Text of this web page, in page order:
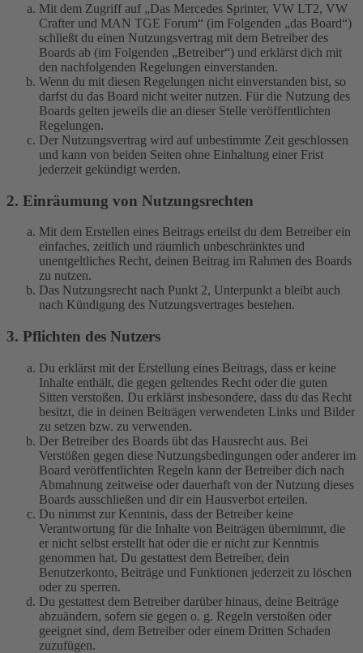
Mit dem Zugriff auf „Das Mercedes Sprinter, VW LT2, VW
Crafter und MAN TGE Forum“ (im Folgenden „das Board“)
schließt du einen Nutzungsvertrag mit dem Betreiber des
Boards ab (im Folgenden „Betreiber“) und erklärst dich mit
den nachfolgenden Regelungen einverstanden.
Wenn du mit diesen Regelungen nicht einverstanden bist, so
darfst du das Board nicht weiter nutzen. Für die Nutzung des
Boards gelten jeweils die an dieser Stelle veröffentlichten
Regelungen.
Der Nutzungsvertrag wird auf unbestimmte Zeit geschlossen
und kann von beiden Seiten ohne Einhaltung einer Frist
jederzeit gekündigt werden.
2. Einräumung von Nutzungsrechten
Mit dem Erstellen eines Beitrags erteilst du dem Betreiber ein
einfaches, zeitlich und räumlich unbeschränktes und
unentgeltliches Recht, deinen Beitrag im Rahmen des Boards
zu nutzen.
Das Nutzungsrecht nach Punkt 2, Unterpunkt a bleibt auch
nach Kündigung des Nutzungsvertrages bestehen.
3. Pflichten des Nutzers
Du erklärst mit der Erstellung eines Beitrags, dass er keine
Inhalte enthält, die gegen geltendes Recht oder die guten
Sitten verstoßen. Du erklärst insbesondere, dass du das Recht
besitzt, die in deinen Beiträgen verwendeten Links und Bilder
zu setzen bzw. zu verwenden.
Der Betreiber des Boards übt das Hausrecht aus. Bei
Verstößen gegen diese Nutzungsbedingungen oder anderer im
Board veröffentlichten Regeln kann der Betreiber dich nach
Abmahnung zeitweise oder dauerhaft von der Nutzung dieses
Boards ausschließen und dir ein Hausverbot erteilen.
Du nimmst zur Kenntnis, dass der Betreiber keine
Verantwortung für die Inhalte von Beiträgen übernimmt, die
er nicht selbst erstellt hat oder die er nicht zur Kenntnis
genommen hat. Du gestattest dem Betreiber, dein
Benutzerkonto, Beiträge und Funktionen jederzeit zu löschen
oder zu sperren.
Du gestattest dem Betreiber darüber hinaus, deine Beiträge
abzuändern, sofern sie gegen o. g. Regeln verstoßen oder
geeignet sind, dem Betreiber oder einem Dritten Schaden
zuzufügen.